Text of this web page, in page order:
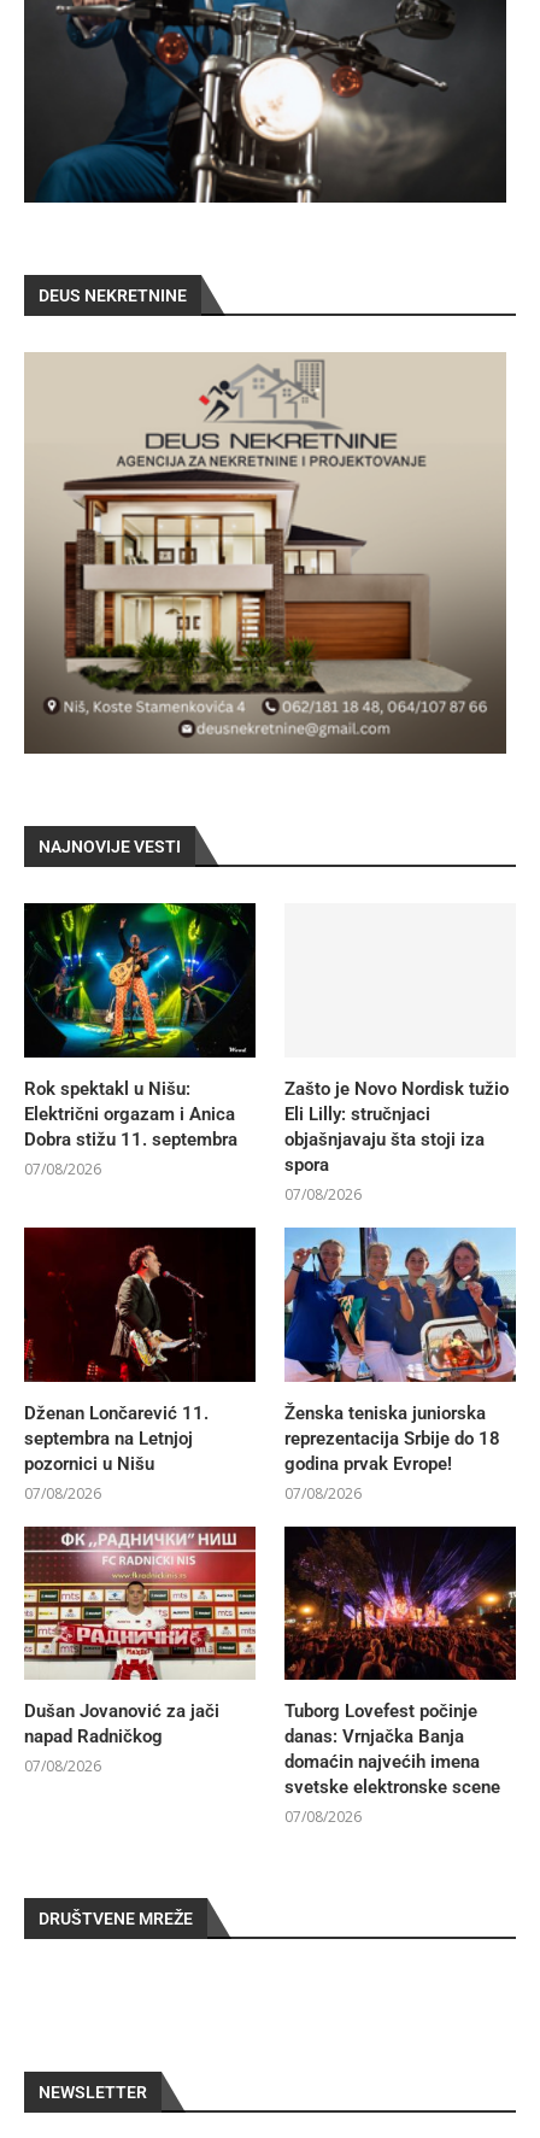
DEUS NEKRETNINE
NAJNOVIJE VESTI
Rok spektakl u Nišu:
Električni orgazam i Anica
Dobra stižu 11. septembra
07/08/2026
Zašto je Novo Nordisk tužio
Eli Lilly: stručnjaci
objašnjavaju šta stoji iza
spora
07/08/2026
Dženan Lončarević 11.
septembra na Letnjoj
pozornici u Nišu
07/08/2026
Ženska teniska juniorska
reprezentacija Srbije do 18
godina prvak Evrope!
07/08/2026
Dušan Jovanović za jači
napad Radničkog
07/08/2026
Tuborg Lovefest počinje
danas: Vrnjačka Banja
domaćin najvećih imena
svetske elektronske scene
07/08/2026
DRUŠTVENE MREŽE
NEWSLETTER